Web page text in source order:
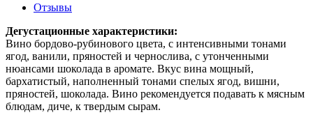
Отзывы
Дегустационные характеристики:
Вино бордово-рубинового цвета, с интенсивными тонами
ягод, ванили, пряностей и чернослива, с утонченными
нюансами шоколада в аромате. Вкус вина мощный,
бархатистый, наполненный тонами спелых ягод, вишни,
пряностей, шоколада. Вино рекомендуется подавать к мясным
блюдам, диче, к твердым сырам.